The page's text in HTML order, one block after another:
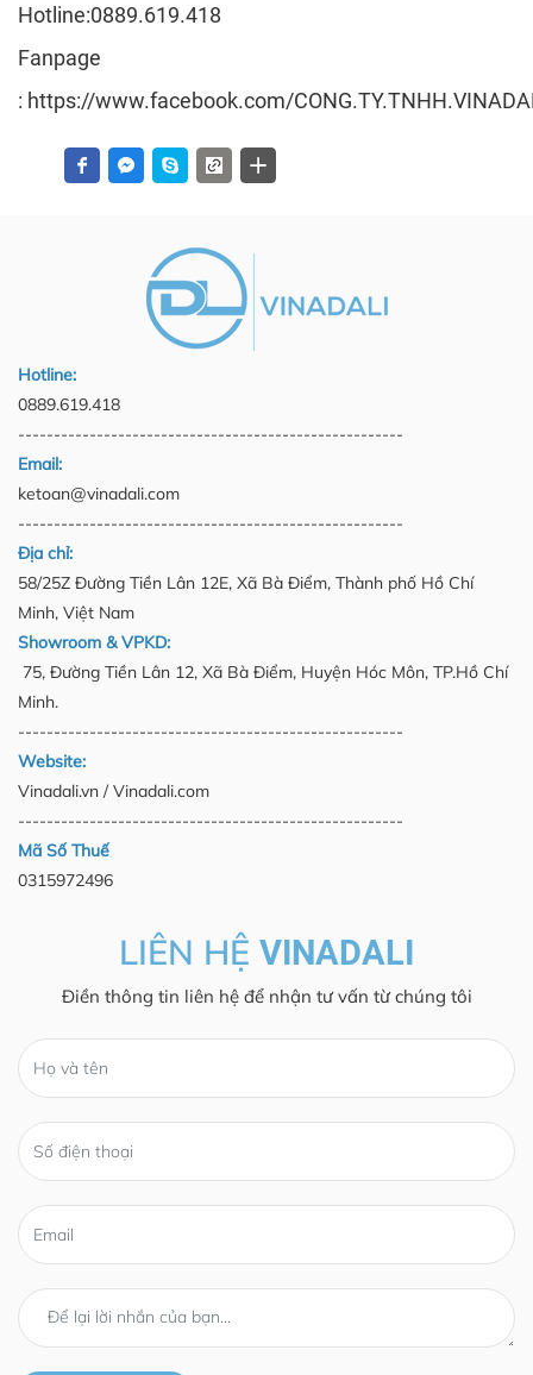
Hotline:0889.619.418
Fanpage
: https://www.facebook.com/
Hotline:
0889.619.418
------------------------------------------------------
Email:
ketoan@vinadali.com
------------------------------------------------------
Địa chỉ:
58/25Z Đường Tiền Lân 12E, Xã Bà Điểm, Thành phố Hồ Chí
Minh, Việt Nam
Showroom & VPKD:
75, Đường Tiền Lân 12, Xã Bà Điểm, Huyện Hóc Môn, TP.Hồ Chí
Minh.
------------------------------------------------------
Website:
Vinadali.vn / Vinadali.com
------------------------------------------------------
Mã Số Thuế
0315972496
LIÊN HỆ VINADALI
Điền thông tin liên hệ để nhận tư vấn từ chúng tôi